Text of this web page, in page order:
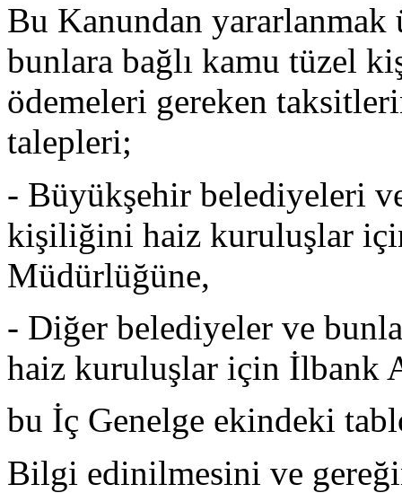
Bu Kanundan yararlanmak
bunlara bağlı kamu tüzel
ödemeleri gereken
talepleri;
- Büyükşehir belediyeleri
kişiliğini haiz kuruluşlar
Müdürlüğüne,
- Diğer belediyeler ve
haiz kuruluşlar için İlbank
bu İç Genelge ekindeki
Bilgi edinilmesini ve